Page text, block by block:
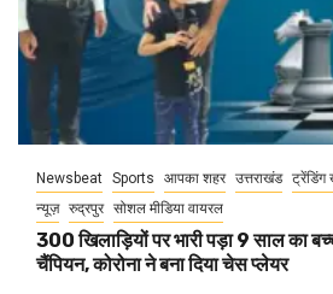
Newsbeat Sports आपका शहर उत्तराखंड ट्रेंडिंग
न्यूज़ रुद्रपुर सोशल मीडिया वायरल
300 खिलाड़ियों पर भारी पड़ा 9 साल का
चैंपियन, कोरोना ने बना दिया चेस प्लेयर